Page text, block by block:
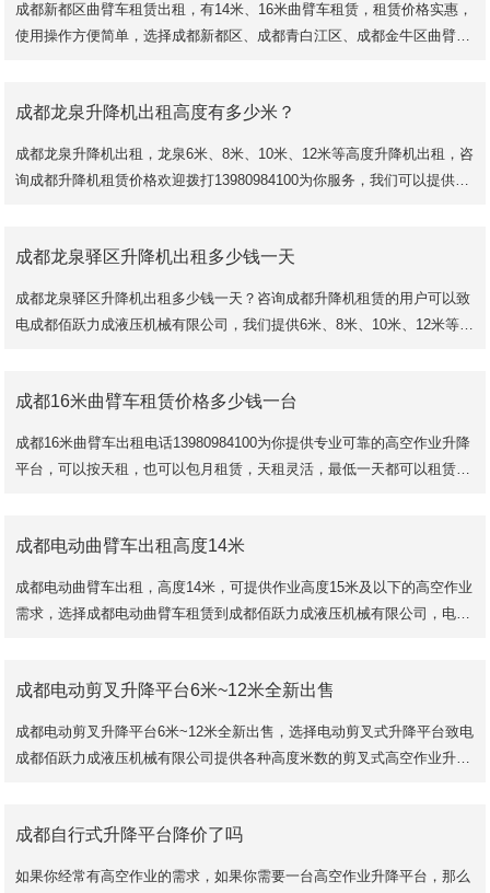
成都新都区曲臂车租赁出租，有14米、16米曲臂车租赁，租赁价格实惠，
使用操作方便简单，选择成都新都区、成都青白江区、成都金牛区曲臂车
成都龙泉升降机出租高度有多少米？
成都龙泉升降机出租，龙泉6米、8米、10米、12米等高度升降机出租，咨
询成都升降机租赁价格欢迎拨打13980984100为你服务，我们可以提供各
成都龙泉驿区升降机出租多少钱一天
成都龙泉驿区升降机出租多少钱一天？咨询成都升降机租赁的用户可以致
电成都佰跃力成液压机械有限公司，我们提供6米、8米、10米、12米等多
成都16米曲臂车租赁价格多少钱一台
成都16米曲臂车出租电话13980984100为你提供专业可靠的高空作业升降
平台，可以按天租，也可以包月租赁，天租灵活，最低一天都可以租赁，
成都电动曲臂车出租高度14米
成都电动曲臂车出租，高度14米，可提供作业高度15米及以下的高空作业
需求，选择成都电动曲臂车租赁到成都佰跃力成液压机械有限公司，电动
成都电动剪叉升降平台6米~12米全新出售
成都电动剪叉升降平台6米~12米全新出售，选择电动剪叉式升降平台致电
成都佰跃力成液压机械有限公司提供各种高度米数的剪叉式高空作业升降
选择电动剪叉式升降平台只要
成都自行式升降平台降价了吗
如果你经常有高空作业的需求，如果你需要一台高空作业升降平台，那么